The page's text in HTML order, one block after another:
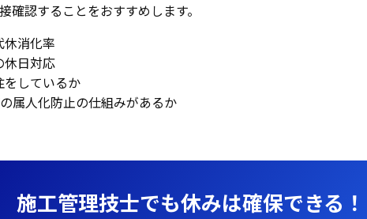
確認することをおすすめします。
休消化率
休日対応
しているか
属人化防止の仕組みがあるか
施工管理技士でも休みは確保できる！